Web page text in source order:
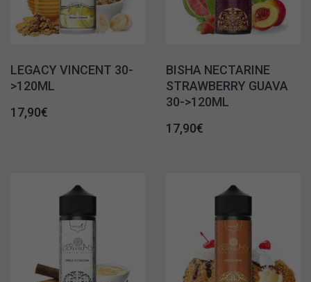
LEGACY VINCENT 30-
>120ML
17,90€
BISHA NECTARINE
STRAWBERRY GUAVA
30->120ML
17,90€